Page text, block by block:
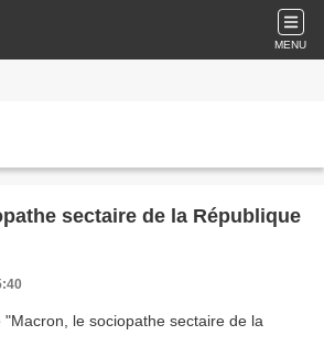
MENU
sectaire de la République